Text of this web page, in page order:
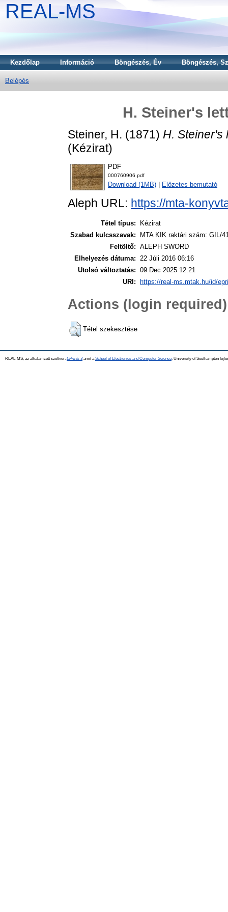
REAL-MS
Kezdőlap Információ Böngészés, Év Böngészés,
Belépés
H. Steiner's
Steiner, H. (1871) H. Steiner's
(Kézirat)
PDF
000760906.pdf
Download (1MB) Előzetes bemutató
Aleph URL: https://mta-
Tétel típus:
Kézirat
Szabad kulcsszavak:
MTA KIK raktári szám: GIL/
Feltöltő: ALEPH SWORD
Elhelyezés dátuma: 22 Júli 2016 06:16
Utolsó változtatás: 09 Dec 2025 12:21
URI:
https://real-ms.mtak.hu/id/
Actions (login required)
Tétel szekesztése
REAL-MS, az alkalamzott szoftver: EPrints 3amit a School of Electronics and Computer Science , University of Southampton